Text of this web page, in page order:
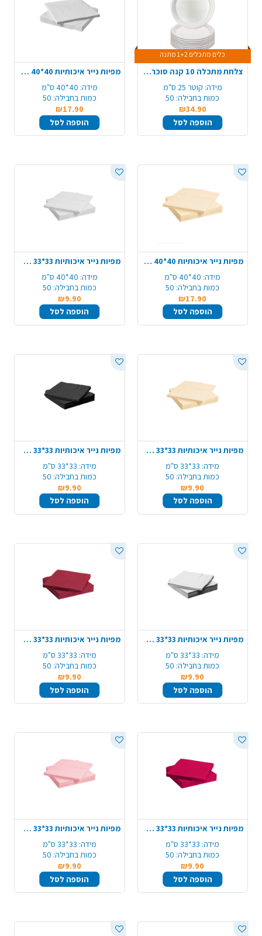
כלים מתכלים 1+2 מתנה
צלחת מתכלה 10 קנה סוכר עגול 50 יח - לבן
מידה: קוטר 25 ס"מ
כמות בחבילה: 50
₪34.90
הוספה לסל
מפיות נייר איכותיות 40*40 ס"מ 50 יח' - לבן
מידה: 40*40 ס"מ
כמות בחבילה: 50
₪17.90
הוספה לסל
מפיות נייר איכותיות 40*40 ס"מ 50 יח' - קרם
מידה: 40*40 ס"מ
כמות בחבילה: 50
₪17.90
הוספה לסל
מפיות נייר איכותיות 33*33 ס"מ 50 יח' - לבן
מידה: 40*40 ס"מ
כמות בחבילה: 50
₪9.90
הוספה לסל
מפיות נייר איכותיות 33*33 ס"מ 50 יח' - קרם
מידה: 33*33 ס"מ
כמות בחבילה: 50
₪9.90
הוספה לסל
מפיות נייר איכותיות 33*33 ס"מ 50 יח' - שחור
מידה: 33*33 ס"מ
כמות בחבילה: 50
₪9.90
הוספה לסל
מפיות נייר איכותיות 33*33 ס"מ 50 יח' - אפור
מידה: 33*33 ס"מ
כמות בחבילה: 50
₪9.90
הוספה לסל
מפיות נייר איכותיות 33*33 ס"מ 50 יח' - בורדו
מידה: 33*33 ס"מ
כמות בחבילה: 50
₪9.90
הוספה לסל
מפיות נייר איכותיות 33*33 ס"מ 50 יח' - פוקסיה
מידה: 33*33 ס"מ
כמות בחבילה: 50
₪9.90
הוספה לסל
מפיות נייר איכותיות 33*33 ס"מ 50 יח' - ורוד בהיר
מידה: 33*33 ס"מ
כמות בחבילה: 50
₪9.90
הוספה לסל